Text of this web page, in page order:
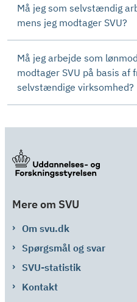
Må jeg som selvstændig
mens jeg modtager SVU?
Må jeg arbejde som
modtager SVU på basis af
selvstændige virksomhed?
Mere om SVU
Om svu.dk
Spørgsmål og svar
SVU-statistik
Kontakt